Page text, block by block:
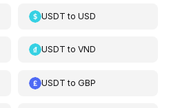
USDT toUSD
USDT toVND
USDT toGBP